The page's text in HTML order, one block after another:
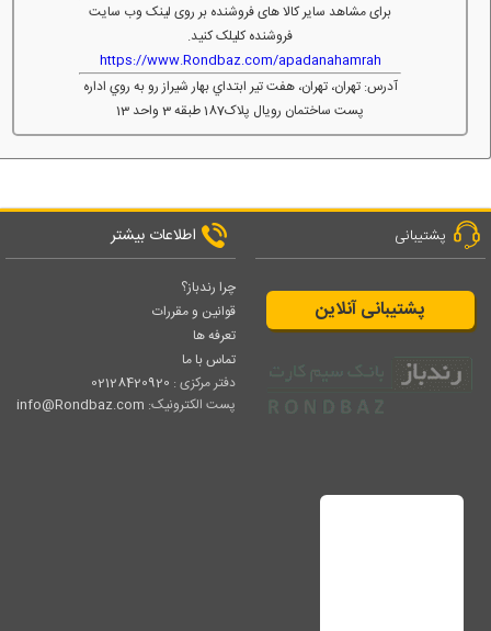
برای مشاهد سایر کالا های فروشنده بر روی لینک وب سایت
فروشنده کلیلک کنید.
https://www.Rondbaz.com/apadanahamrah
آدرس: تهران، تهران، هفت تير ابتداي بهار شيراز رو به روي اداره
پست ساختمان رویال پلاک187 طبقه 3 واحد 13
پشتیبانی
پشتیبانی آنلاین
اطلاعات بیشتر
چرا رندباز؟
قوانین و مقررات
تعرفه ها
تماس با ما
دفتر مرکزی : 02128420920
پست الکترونیک: info@Rondbaz.com